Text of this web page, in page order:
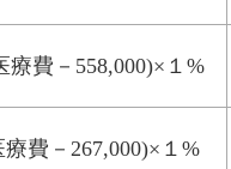
療費－558,000)×１%
費－267,000)×１%